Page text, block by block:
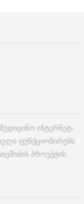
ინტერნეტ-
ფუნქციონირებს
პროექტის